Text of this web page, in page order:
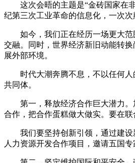
这次会晤的主题是“金砖国家在非
纪第三次工业革命的信息化，一次
如今，我们正在经历一场更大范
交融。同时，世界经济新旧动能转
展外部环境。
时代大潮奔腾不息，不以任何人的
共同体。
第一，释放经济合作巨大潜力。
合作，把合作蛋糕做大做实。要在
我们要坚持创新引领，通过建设
人力资源开发合作项目，邀请五国